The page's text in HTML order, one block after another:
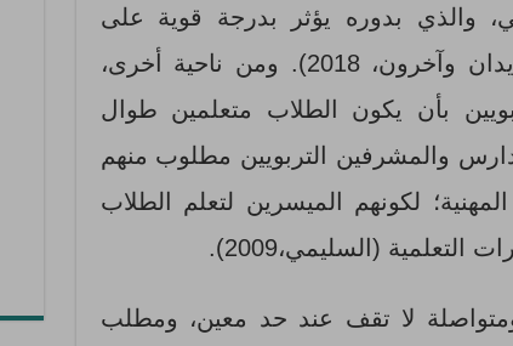
والذي بدوره يؤثر بدرجة قوية على
تحصيل الطلاب علمياً ومعرفياً (زيدان وآخرون، 2018). ومن ناحية أخرى،
بأن يكون الطلاب متعلمين طوال
والمشرفين التربويين مطلوب منهم
لكونهم الميسرين لتعلم الطلاب
(السليمي،2009).
ومتواصلة لا تقف عند حد معين، ومطلب